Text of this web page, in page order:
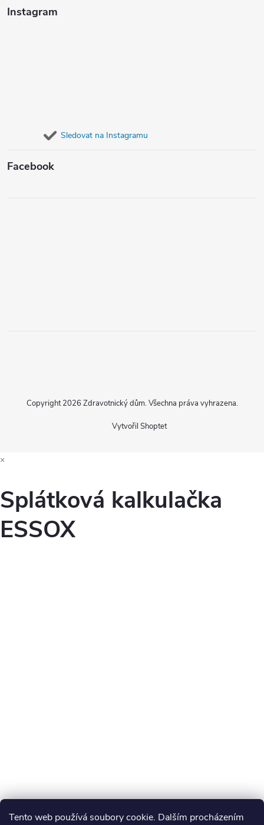
Tento web používá soubory cookie. Dalším procházením
Instagram
Sledovat na Instagramu
Facebook
Vytvořil Shoptet
Copyright 2026 Zdravotnický dům. Všechna práva vyhrazena.
×
Splátková kalkulačka
ESSOX